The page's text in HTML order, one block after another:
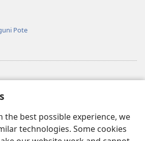
the best possible experience, we
technologies. Some cookies
Pote
KWENYE MTANDAO™